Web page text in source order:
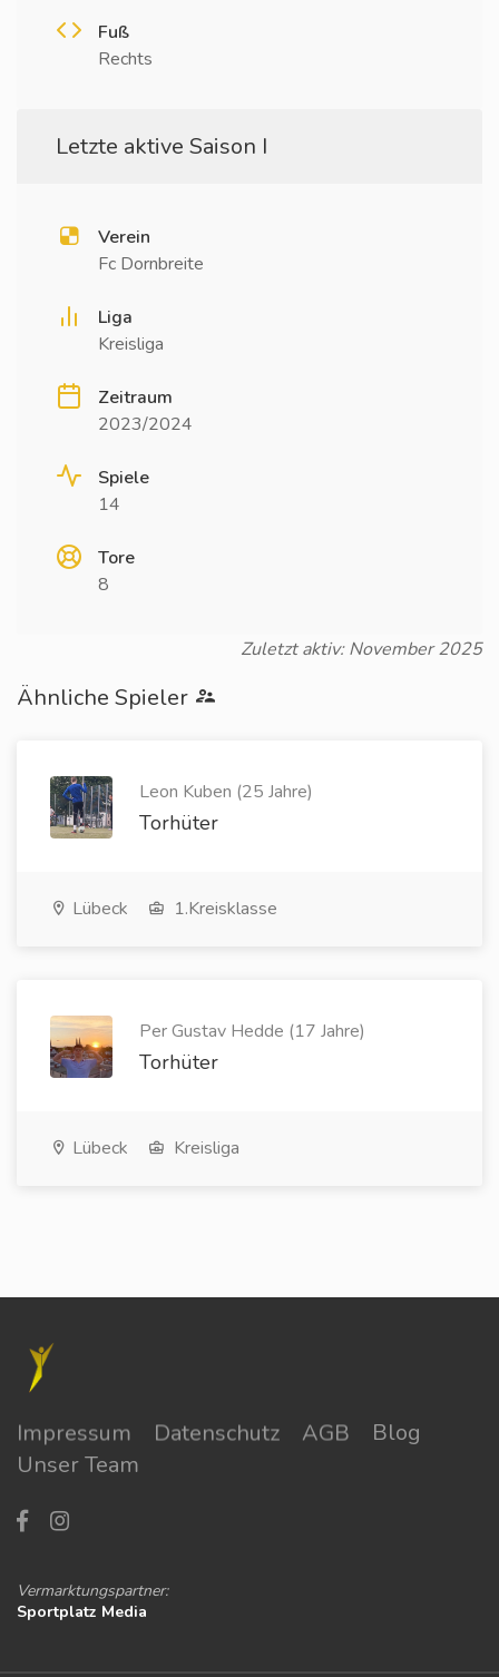
Fuß
Rechts
Letzte aktive Saison I
Verein
Fc Dornbreite
Liga
Kreisliga
Zeitraum
2023/2024
Spiele
14
Tore
8
Zuletzt aktiv: November 2025
Ähnliche Spieler
Leon Kuben (25 Jahre)
Torhüter
Lübeck 1.Kreisklasse
Per Gustav Hedde (17 Jahre)
Torhüter
Lübeck Kreisliga
Impressum Datenschutz AGB
Blog
Unser Team
Vermarktungspartner:
Sportplatz Media